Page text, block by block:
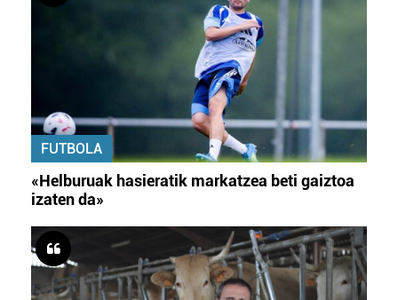
FUTBOLA
«Helburuak hasieratik markatzea beti gaiztoa
izaten da»